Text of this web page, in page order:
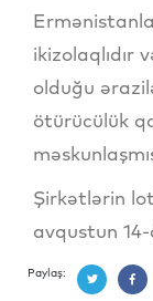
ikizolaqlıdır
olduğu
ötürücülük
Şirkətlərin
avqustun
Paylaş: